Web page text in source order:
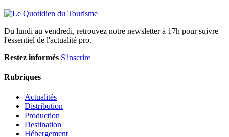
Du lundi au vendredi, retrouvez notre newsletter à 17h pour suivre
l'essentiel de l'actualité pro.
Restez informés S'inscrire
Rubriques
Actualités
Distribution
Production
Destination
Hébergement